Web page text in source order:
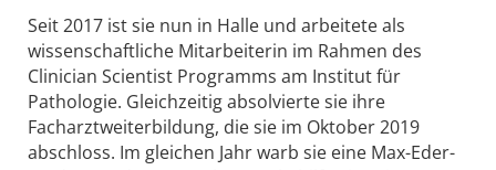
Seit 2017 ist sie nun in Halle und arbeitete als
wissenschaftliche Mitarbeiterin im Rahmen des
Clinician Scientist Programms am Institut für
Pathologie. Gleichzeitig absolvierte sie ihre
Facharztweiterbildung, die sie im Oktober 2019
abschloss. Im gleichen Jahr warb sie eine Max-Eder-